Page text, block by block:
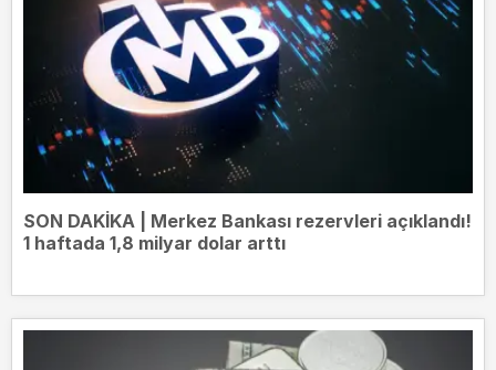
SON DAKİKA | Merkez Bankası rezervleri açıklandı!
1 haftada 1,8 milyar dolar arttı